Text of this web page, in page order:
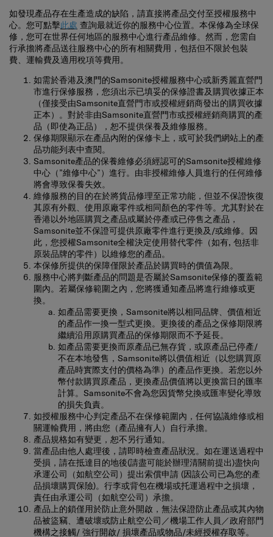
如發現產品存在生產造成的缺陷，請直接將產品交付至授權服務中
心。您可點擊此處 查詢最就近你的服務中心位置。本保修為全球保
修，您可在世界任何地區的服務中心進行產品維修。然而，您需自
行承擔將產品送往服務中心的所有相關費用，包括但不限於包裝
費、運輸費及適用稅項等費用。
如需於香港及澳門的Samsonite授權服務中心或新秀麗直營門
市進行保修服務，您須出示已填妥的保修證書及購買收據正本
（僅接受由Samsonite直營門市或授權經銷商發出的購買收據
正本）。對於非由Samsonite直營門市或授權經銷商購買的產
品（即使為正品），恕不提供保養及維修服務。
保修期限顯示在產品內附的保修卡上，或可於我們網站上的產
品功能列表中查閱。
Samsonite產品的保養維修必須經認可的Samsonite授權維修
中心（”維修中心”）進行。由非授權維修人員進行的任何維修
將會導致保養失效。
維修服務的目的在於將貨品修理至正常功能，但並不保證恢復
其原有外觀、使用原廠零件或相同顏色的零件等。尤其對於在
香港以外地區購買之產品或屬於停產或已停售之產品，
Samsonite並不保證可提供原廠零件進行更換及/或維修。因
此，您授權Samsonite全權決定使用替代零件（如有, 包括非
原裝品牌的零件）以維修您的產品。
本保修所提供的保障僅限於產品於購買時的價值為限。
服務中心將判斷產品的問題是否屬於Samsonite保修的覆蓋範
圍內。若屬保修範圍之內，您將獲通知產品將進行維修或更
換。
如產品需要更換，Samsonite將以相同品牌、價值相近
的產品作一換一型式更換。更換後的產品之保修期限將
繼續沿用原購買產品的保修期限而不予延長。
如產品需要更換而原產品已無存貨，或原產品已停產/
不在本地發售，Samsonite將以價值相近（以您購買原
產品時實際支付的價格為準）的產品作更換。若您以外
幣付款購買原產品，更換產品價值將以更換當日的匯率
計算。Samsonite不會為您因貨幣兌換或匯率變化導致
的損失負責。
如授權服務中心判定產品不在保修範圍內，任何協議維修或相
關運輸費用，將由您（產品擁有人）自行承擔。
產品規格如有變更，恕不另行通知。
當產品由他人處理後，請即時檢查產品狀況。如在運送過程中
受損，請在抵達目的地後(請盡可能於辦理清關前提出)盡快向
承運公司（如航空公司）提出索償申請 (因該公司已為您的產
品損壞購買保險)。行李或背包在機場或托運過程中之損壞，
責任由承運公司（如航空公司）承擔。
產品上的鎖僅用於防止意外開啟，無法保證防止產品或其內物
品被盜竊、遭破壞或防止航空公司／機場工作人員／政府部門
機構之接觸/ 強行開啟/ 損壞產品或物品/未經授權存取等。